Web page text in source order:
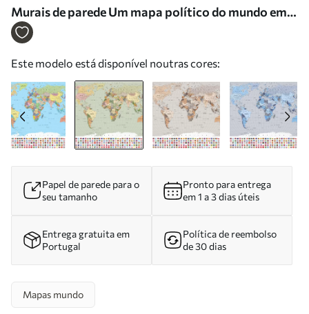
Murais de parede Um mapa político do mundo em
tons de verde-oliva com bandeiras, em inglês Nr.
Este modelo está disponível noutras cores:
Papel de parede para o
seu tamanho
Pronto para entrega
em 1 a 3 dias úteis
Entrega gratuita em
Portugal
Política de reembolso
de 30 dias
Mapas mundo